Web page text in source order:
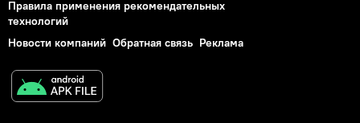
Правила применения рекомендательных
технологий
Новости компаний Обратная связь Реклама